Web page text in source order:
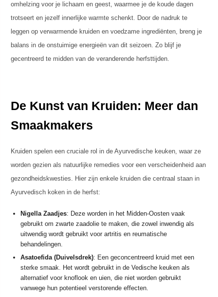
omhelzing voor je lichaam en geest, waarmee je de koude dagen
trotseert en jezelf innerlijke warmte schenkt. Door de nadruk te
leggen op verwarmende kruiden en voedzame ingrediënten, breng je
balans in de onstuimige energieën van dit seizoen. Zo blijf je
gecentreerd te midden van de veranderende herfsttijden.
De Kunst van Kruiden: Meer dan
Smaakmakers
Kruiden spelen een cruciale rol in de Ayurvedische keuken, waar ze
worden gezien als natuurlijke remedies voor een verscheidenheid aan
gezondheidskwesties. Hier zijn enkele kruiden die centraal staan in
Ayurvedisch koken in de herfst:
Nigella Zaadjes: Deze worden in het Midden-Oosten vaak
gebruikt om zwarte zaadolie te maken, die zowel inwendig als
uitwendig wordt gebruikt voor artritis en reumatische
behandelingen.
Asatoefida (Duivelsdrek): Een geconcentreerd kruid met een
sterke smaak. Het wordt gebruikt in de Vedische keuken als
alternatief voor knoflook en uien, die niet worden gebruikt
vanwege hun potentieel verstorende effecten.